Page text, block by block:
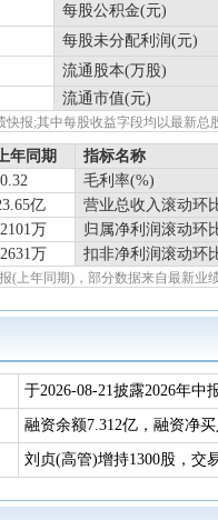
每股公积金(元)
每股未分配利润(元)
流通股本(万股)
流通市值(元)
快报;其中每股收益字段均以最新
年同期
指标名称
毛利率(%)
亿
营业总收入滚动环
万
归属净利润滚动环
万 扣非净利润滚动环
(上年同期)，部分数据来自最新业
于2026-08-21披露2026年中
融资余额7.312亿，融资净
刘贞(高管)增持1300股，交